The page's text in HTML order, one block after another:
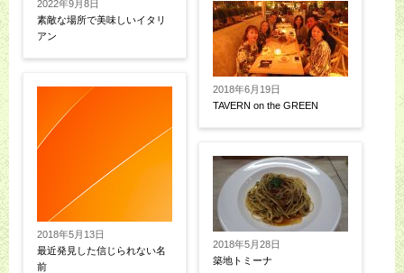
2022年9月8日
素敵な場所で美味しいイタリ
アン
2018年5月13日
最近発見した信じられない名
前
2018年6月19日
TAVERN on the GREEN
2018年5月28日
築地トミーナ